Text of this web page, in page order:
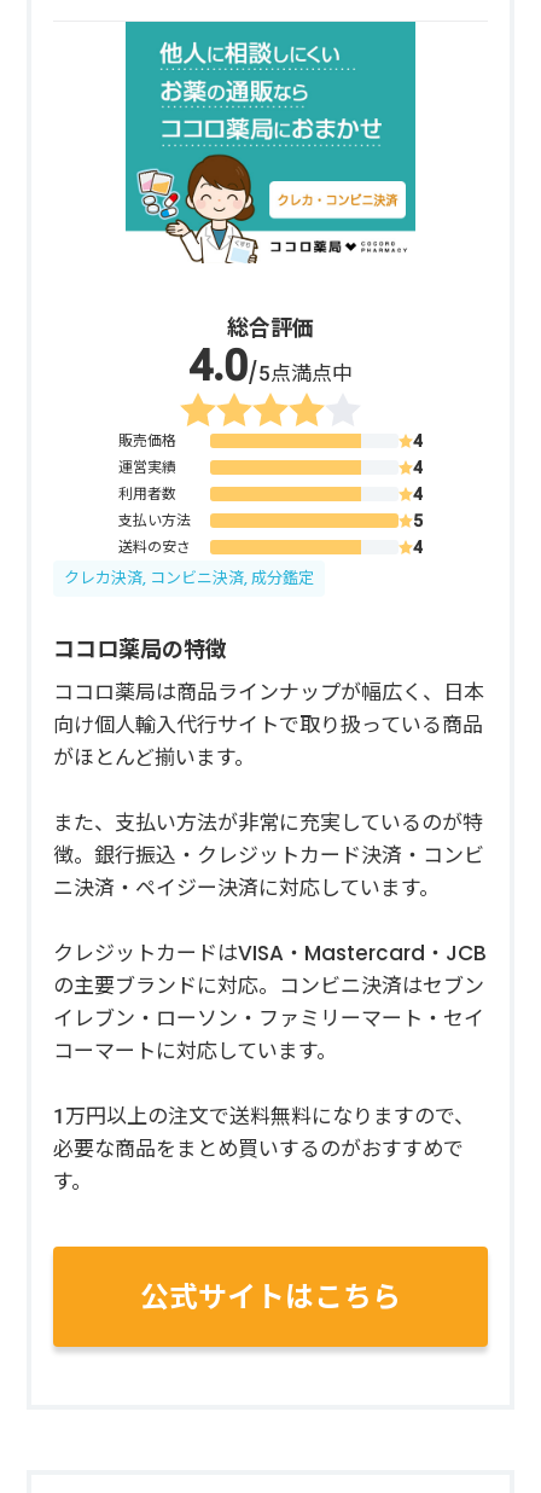
総合評価
/5点満点中
販売価格
運営実績
利用者数
支払い方法
送料の安さ
クレカ決済, コンビニ決済, 成分鑑定
ココロ薬局の特徴
ココロ薬局は商品ラインナップが幅広く、日本
向け個人輸入代行サイトで取り扱っている商品
がほとんど揃います。
また、支払い方法が非常に充実しているのが特
徴。銀行振込・クレジットカード決済・コンビ
ニ決済・ペイジー決済に対応しています。
クレジットカードはVISA・Mastercard・JCB
の主要ブランドに対応。コンビニ決済はセブン
イレブン・ローソン・ファミリーマート・セイ
コーマートに対応しています。
1万円以上の注文で送料無料になりますので、
必要な商品をまとめ買いするのがおすすめで
す。
公式サイトはこちら